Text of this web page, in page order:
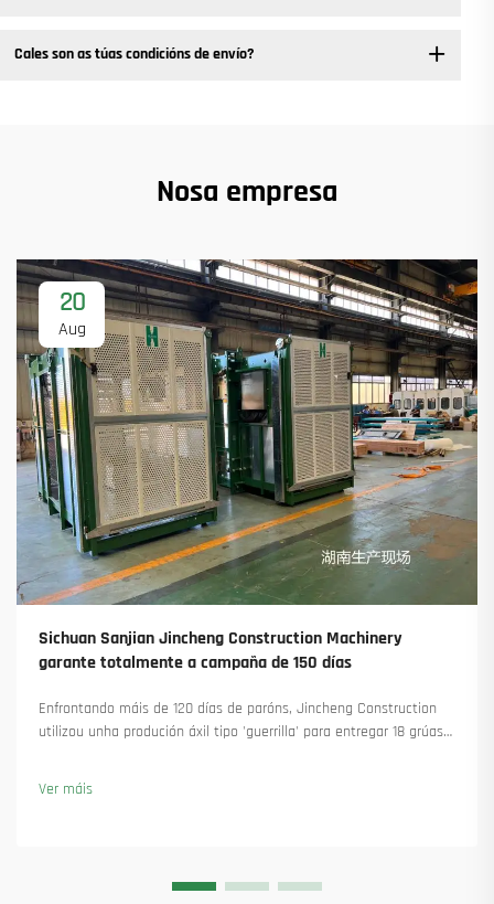
Cales son as túas condicións de envío?
Nosa empresa
20
Aug
Sichuan Sanjian Jincheng Construction Machinery
garante totalmente a campaña de 150 días
Enfrontando máis de 120 días de paróns, Jincheng Construction
utilizou unha produción áxil tipo 'guerrilla' para entregar 18 grúas
manteu a produción en marcha. Saiba máis.
Ver máis